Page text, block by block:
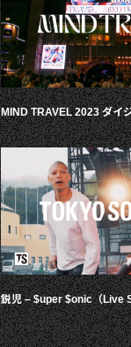
MIND TRAVEL 2023 ダイ
鋭児 – $uper $onic（Live